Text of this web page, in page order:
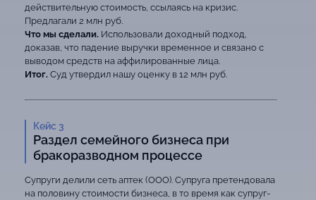
действительную стоимость, ссылаясь на кризис.
Предлагали 2 млн руб.
Что мы сделали.Использовали доходный подход,
доказав, что падение выручки временное и связано с
выводом средств на аффилированные лица.
Итог.Суд утвердил нашу оценку в 12 млн руб.
Кейс 3
Раздел семейного бизнеса при
бракоразводном процессе
Супруги делили сеть аптек (ООО). Супруга претендовала
на половину стоимости бизнеса, в то время как супруг-